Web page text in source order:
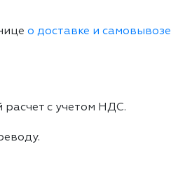
о доставке и самовывозе
с учетом НДС.